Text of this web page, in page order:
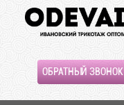
ОБРАТНЫЙ ЗВОНОК